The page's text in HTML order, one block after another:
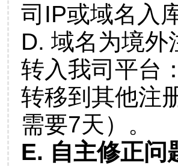
司IP或域名入
D. 域名为境外
转入我司平台：
转移到其他注
需要7天）。
E. 自主修正问